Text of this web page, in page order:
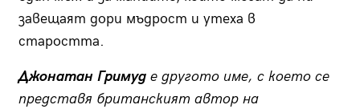
завещаят дори мъдрост и утеха в
старостта.
Джонатан Гримуд е другото име, с което се
представя британският автор на